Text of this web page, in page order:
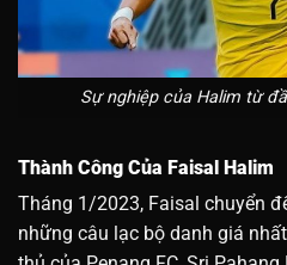
Sự nghiệp của Halim từ
Thành Công Của Faisal Halim
Tháng 1/2023, Faisal chuyển
những câu lạc bộ danh giá